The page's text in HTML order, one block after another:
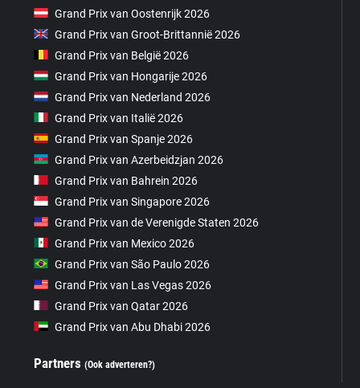
Grand Prix van Oostenrijk 2026
Grand Prix van Groot-Brittannië 2026
Grand Prix van België 2026
Grand Prix van Hongarije 2026
Grand Prix van Nederland 2026
Grand Prix van Italië 2026
Grand Prix van Spanje 2026
Grand Prix van Azerbeidzjan 2026
Grand Prix van Bahrein 2026
Grand Prix van Singapore 2026
Grand Prix van de Verenigde Staten 2026
Grand Prix van Mexico 2026
Grand Prix van São Paulo 2026
Grand Prix van Las Vegas 2026
Grand Prix van Qatar 2026
Grand Prix van Abu Dhabi 2026
Partners(Ook adverteren?)